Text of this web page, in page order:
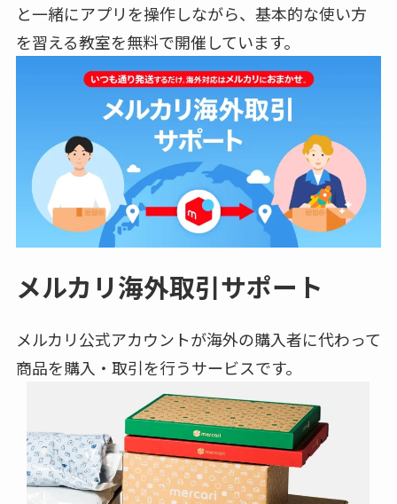
と一緒にアプリを操作しながら、基本的な使い方
を習える教室を無料で開催しています。
メルカリ海外取引サポート
メルカリ公式アカウントが海外の購入者に代わって
商品を購入・取引を行うサービスです。